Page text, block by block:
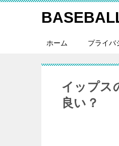
ホーム プライバ
イップス
良い？